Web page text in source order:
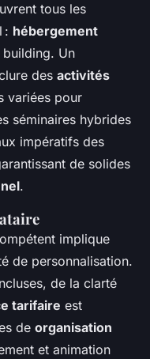
tous les
: hébergement
Un
des activités
variées pour
séminaires hybrides
impératifs des
de solides
.
implique
de personnalisation.
de la clarté
tarifaire est
de organisation
et animation